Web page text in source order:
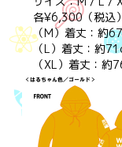
各¥6,300（税込）
（M）着丈：約
（L）着丈：約
（XL）着丈：約